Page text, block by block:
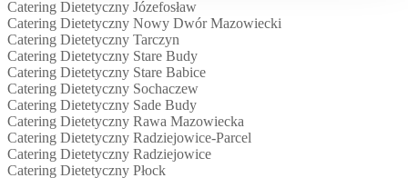
Catering Dietetyczny Józefosław
Catering Dietetyczny Nowy Dwór Mazowiecki
Catering Dietetyczny Tarczyn
Catering Dietetyczny Stare Budy
Catering Dietetyczny Stare Babice
Catering Dietetyczny Sochaczew
Catering Dietetyczny Sade Budy
Catering Dietetyczny Rawa Mazowiecka
Catering Dietetyczny Radziejowice-Parcel
Catering Dietetyczny Radziejowice
Catering Dietetyczny Płock